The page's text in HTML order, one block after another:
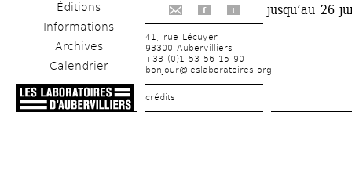
Éditions
Informations
Archives
Calendrier
f t
41, rue Lécuyer
93300 Aubervilliers
+33 (0)1 53 56 15 90
bonjour@leslaboratoires.org
crédits
jusqu’au 26